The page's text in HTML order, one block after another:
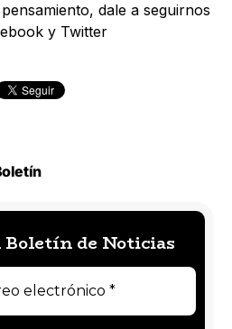
dale a seguirnos
y Twitter
Boletín de Noticias